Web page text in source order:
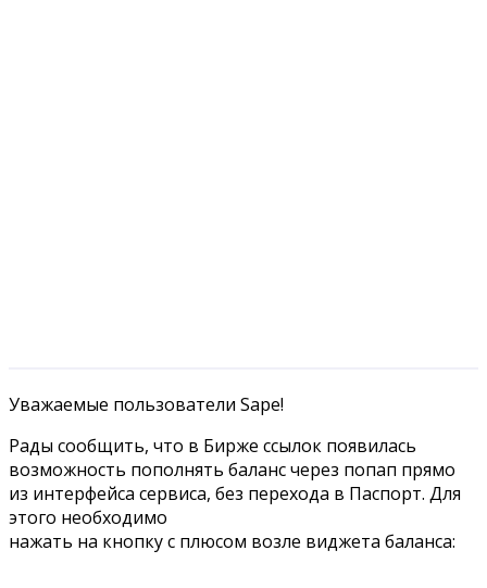
Уважаемые пользователи Sape!
Рады сообщить, что в Бирже ссылок появилась
возможность пополнять баланс через попап прямо
из интерфейса сервиса, без перехода в Паспорт. Для
этого необходимо
нажать на кнопку с плюсом возле виджета баланса: